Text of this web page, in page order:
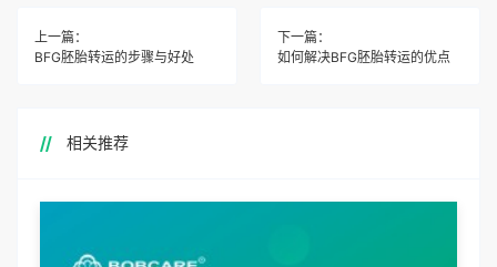
上一篇：
BFG胚胎转运的步骤与好处
下一篇：
如何解决BFG胚胎转运的优点
相关推荐